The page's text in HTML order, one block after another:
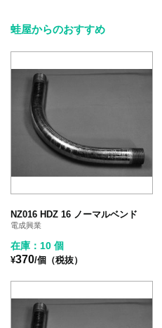
蛙屋からのおすすめ
NZ016 HDZ 16 ノーマルベンド
電成興業
在庫：10 個
¥370/個（税抜）